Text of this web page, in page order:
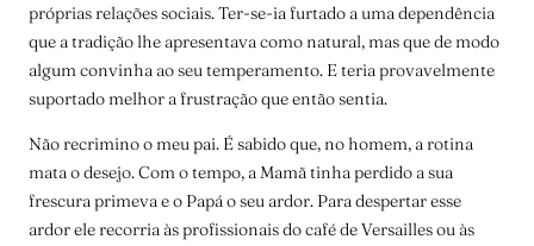
próprias relações sociais. Ter-se-ia furtado a uma dependência
que a tradição lhe apresentava como natural, mas que de modo
algum convinha ao seu temperamento. E teria provavelmente
suportado melhor a frustração que então sentia.
Não recrimino o meu pai. É sabido que, no homem, a rotina
mata o desejo. Com o tempo, a Mamã tinha perdido a sua
frescura primeva e o Papá o seu ardor. Para despertar esse
ardor ele recorria às profissionais do café de Versailles ou às